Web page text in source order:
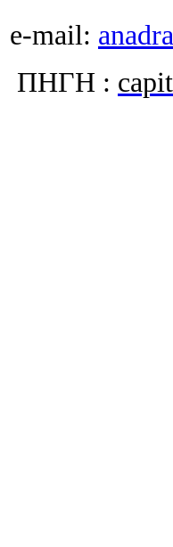
e-mail:
ΠΗΓΗ :